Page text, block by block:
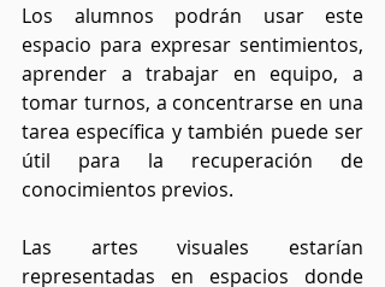
Los alumnos podrán usar este
espacio para expresar sentimientos,
aprender a trabajar en equipo, a
tomar turnos, a concentrarse en una
tarea específica y también puede ser
útil para la recuperación de
conocimientos previos.
Las artes visuales estarían
representadas en espacios donde